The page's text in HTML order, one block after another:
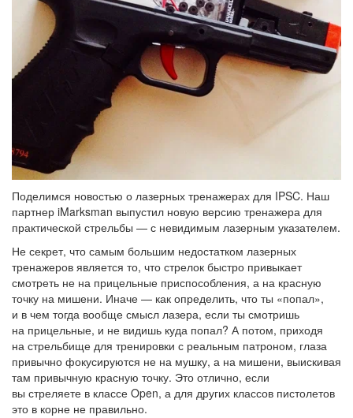
Поделимся новостью о лазерных тренажерах для IPSC. Наш
партнер iMarksman выпустил новую версию тренажера для
практической стрельбы — с невидимым лазерным указателем.
Не секрет, что самым большим недостатком лазерных
тренажеров является то, что стрелок быстро привыкает
смотреть не на прицельные приспособления, а на красную
точку на мишени. Иначе — как определить, что ты «попал»,
и в чем тогда вообще смысл лазера, если ты смотришь
на прицельные, и не видишь куда попал? А потом, приходя
на стрельбище для тренировки с реальным патроном, глаза
привычно фокусируются не на мушку, а на мишени, выискивая
там привычную красную точку. Это отлично, если
вы стреляете в классе Open, а для других классов пистолетов
это в корне не правильно.